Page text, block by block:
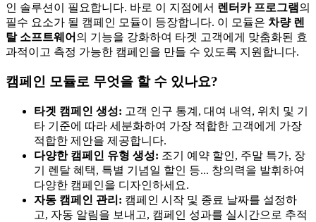
인 솔루션이 필요합니다. 바로 이 지점에서 렌터카 프로그램의
필수 요소가 될 캠페인 모듈이 등장합니다. 이 모듈은 차량 렌
탈 소프트웨어 의 기능을 강화하여 타겟 고객에게 맞춤화된 효
과적이고 측정 가능한 캠페인을 만들 수 있도록 지원합니다.
캠페인 모듈로 무엇을 할 수 있나요?
타겟 캠페인 생성: 고객 인구 통계, 대여 내역, 위치 및 기
타 기준에 따라 세분화하여 가장 적합한 고객에게 가장
적합한 제안을 제공합니다.
다양한 캠페인 유형 생성: 조기 예약 할인, 주말 특가, 장
기 렌탈 혜택, 특별 기념일 할인 등... 창의력을 발휘하여
다양한 캠페인을 디자인하세요.
자동 캠페인 관리: 캠페인 시작 및 종료 날짜를 설정하
고, 자동 알림을 보내고, 캠페인 성과를 실시간으로 추적